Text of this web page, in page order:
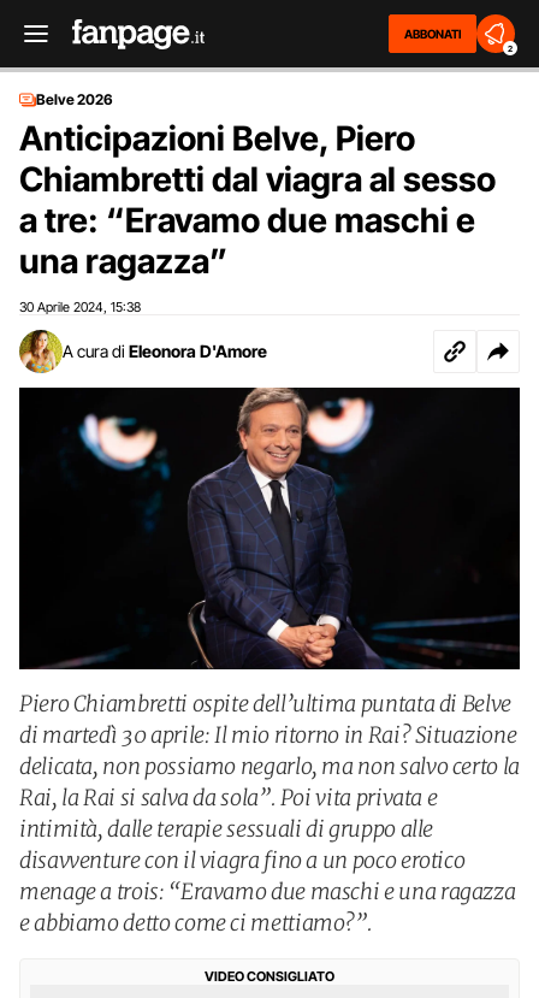
ABBONATI
2
Belve 2026
Anticipazioni Belve, Piero
Chiambretti dal viagra al sesso
a tre: “Eravamo due maschi e
una ragazza”
30 Aprile 2024 15:38
A cura di Eleonora D'Amore
Piero Chiambretti ospite dell’ultima puntata di Belve
di martedì 30 aprile: Il mio ritorno in Rai? Situazione
delicata, non possiamo negarlo, ma non salvo certo la
Rai, la Rai si salva da sola”. Poi vita privata e
intimità, dalle terapie sessuali di gruppo alle
disavventure con il viagra fino a un poco erotico
menage a trois: “Eravamo due maschi e una ragazza
e abbiamo detto come ci mettiamo?”.
VIDEO CONSIGLIATO